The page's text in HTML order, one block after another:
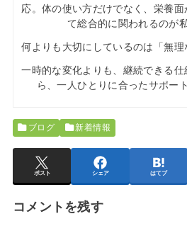
応。体の使い方だけでなく、栄養
て総合的に関われるのが
何よりも大切にしているのは「無理
一時的な変化よりも、継続できる
ら、一人ひとりに合ったサポー
ブログ 新着情報
ポスト シェア はてブ
コメントを残す